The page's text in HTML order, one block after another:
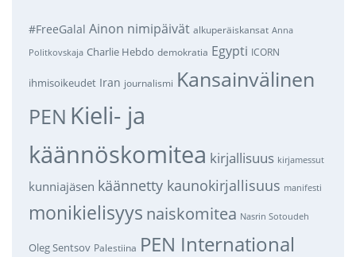
#FreeGalal Ainon nimipäivät alkuperäiskansat Anna
Politkovskaja Charlie Hebdo demokratia Egypti ICORN
ihmisoikeudet Iran journalismi Kansainvälinen
PEN Kieli- ja
käännöskomitea kirjallisuus kirjamessut
kunniajäsen käännetty kaunokirjallisuus manifesti
monikielisyys naiskomitea Nasrin Sotoudeh
Oleg Sentsov Palestiina PEN International